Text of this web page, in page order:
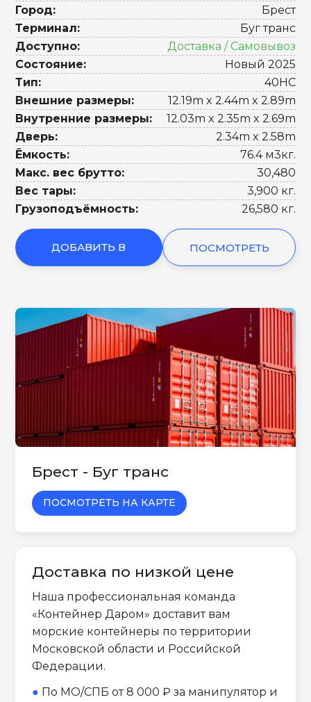
Город:
Брест
Терминал:
Буг транс
Доступно:
Доставка / Самовывоз
Состояние:
Новый 2025
Тип:
40HC
Внешние размеры:
12.19m x 2.44m x 2.89m
Внутренние размеры:
12.03m x 2.35m x 2.69m
Дверь:
2.34m x 2.58m
Ёмкость:
76.4 м3кг.
Макс. вес брутто:
30,480
Вес тары:
3,900 кг.
Грузоподъёмность:
26,580 кг.
ДОБАВИТЬ В ПОСМОТРЕТЬ
Брест - Буг транс
ПОСМОТРЕТЬ НА КАРТЕ
Доставка по низкой цене
Наша профессиональная команда
«Контейнер Даром» доставит вам
морские контейнеры по территории
Московской области и Российской
Федерации.
● По МО/СПБ от 8 000 ₽ за манипулятор и